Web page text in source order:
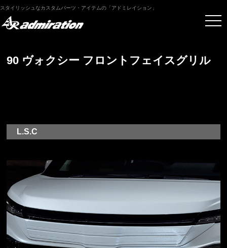
スタイリッシュなカスタムパーツ・アイテムの「アドミレイション」
90 ヴォクシー フロントフェイスグリル
L.S.C